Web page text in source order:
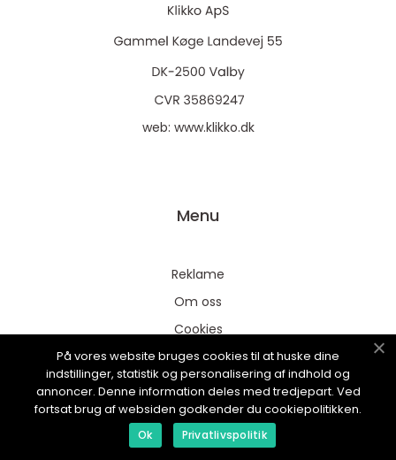
web: www.klikko.dk
Menu
Reklame
Om oss
Cookies
Kontakt Oss
Sitemap
På vores website bruges cookies til at huske dine
indstillinger, statistik og personalisering af indhold og
annoncer. Denne information deles med tredjepart. Ved
fortsat brug af websiden godkender du cookiepolitikken.
Ok Privatlivspolitik